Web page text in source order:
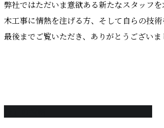
弊社ではただいま意欲ある新たなスタッフを
木工事に情熱を注げる方、そして自らの技
最後までご覧いただき、ありがとうございま